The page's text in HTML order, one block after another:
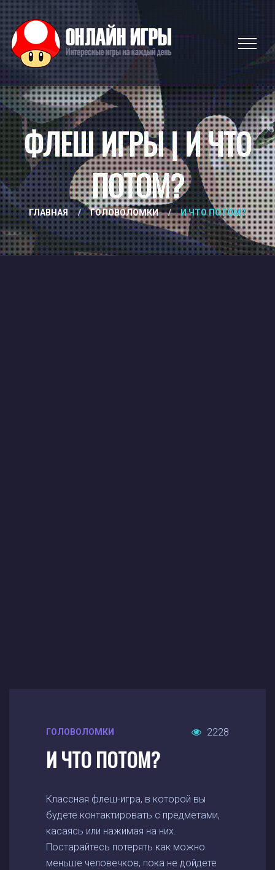
ФЛЕШ ИГРЫ | И ЧТО
ПОТОМ?
ГЛАВНАЯ / ГОЛОВОЛОМКИ / И ЧТО ПОТОМ?
ГОЛОВОЛОМКИ 2228
И ЧТО ПОТОМ?
Классная флеш-игра, в которой вы
будете контактировать с предметами,
касаясь или нажимая на них.
Постарайтесь потерять как можно
меньше человечков, пока не дойдете